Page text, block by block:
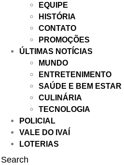
EQUIPE
HISTÓRIA
CONTATO
PROMOÇÕES
ÚLTIMAS NOTÍCIAS
MUNDO
ENTRETENIMENTO
SAÚDE E BEM ESTAR
CULINÁRIA
TECNOLOGIA
POLICIAL
VALE DO IVAÍ
LOTERIAS
Search